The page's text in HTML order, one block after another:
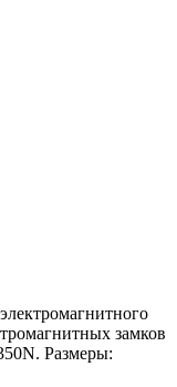
замков
Размеры: